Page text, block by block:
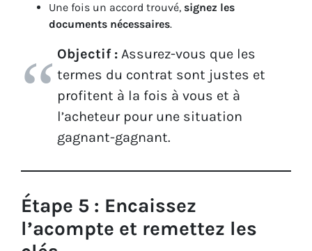
Une fois un accord trouvé, signez les
documents nécessaires.
Objectif : Assurez-vous que les
termes du contrat sont justes et
profitent à la fois à vous et à
l’acheteur pour une situation
gagnant-gagnant.
Étape 5 : Encaissez
l’acompte et remettez les